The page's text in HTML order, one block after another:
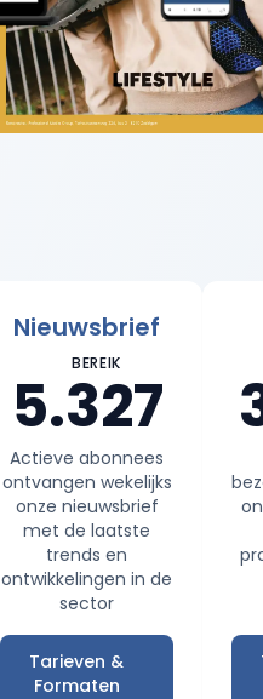
Nieuwsbrief
BEREIK
5.327
Actieve abonnees
ontvangen wekelijks
onze nieuwsbrief
met de laatste
trends en
ontwikkelingen in de
sector
Tarieven &
Formaten